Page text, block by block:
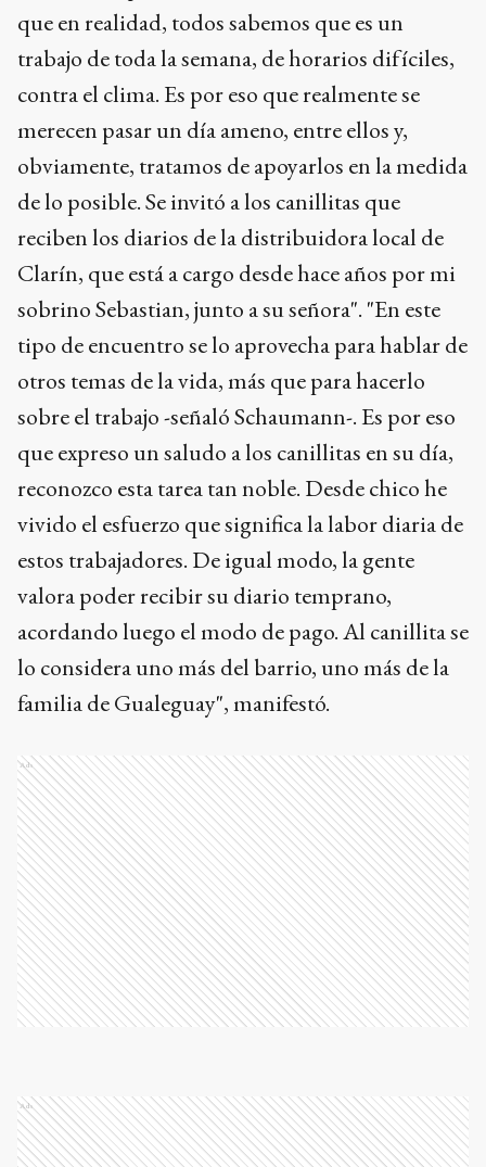
que en realidad, todos sabemos que es un
trabajo de toda la semana, de horarios difíciles,
contra el clima. Es por eso que realmente se
merecen pasar un día ameno, entre ellos y,
obviamente, tratamos de apoyarlos en la medida
de lo posible. Se invitó a los canillitas que
reciben los diarios de la distribuidora local de
Clarín, que está a cargo desde hace años por mi
sobrino Sebastian, junto a su señora". "En este
tipo de encuentro se lo aprovecha para hablar de
otros temas de la vida, más que para hacerlo
sobre el trabajo -señaló Schaumann-. Es por eso
que expreso un saludo a los canillitas en su día,
reconozco esta tarea tan noble. Desde chico he
vivido el esfuerzo que significa la labor diaria de
estos trabajadores. De igual modo, la gente
valora poder recibir su diario temprano,
acordando luego el modo de pago. Al canillita se
lo considera uno más del barrio, uno más de la
familia de Gualeguay", manifestó.
Ads
Ads